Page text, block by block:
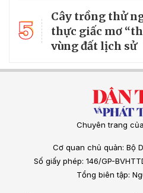
5
Cây trồng thử
thực giấc mơ
vùng đất lịch sử
Chuyên trang
Cơ quan chủ quản: Bộ
Số giấy phép: 146/GP-
Tổng biên tập: